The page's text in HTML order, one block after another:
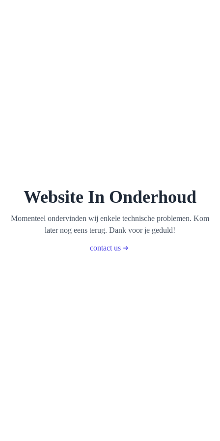
Website In Onderhoud
Momenteel ondervinden wij enkele technische problemen. Kom
later nog eens terug. Dank voor je geduld!
contact us